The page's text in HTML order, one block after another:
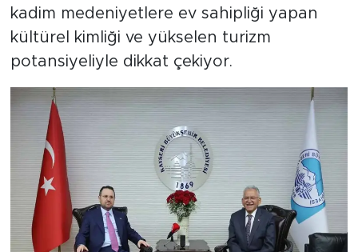
kadim medeniyetlere ev sahipliği yapan
kültürel kimliği ve yükselen turizm
potansiyeliyle dikkat çekiyor.